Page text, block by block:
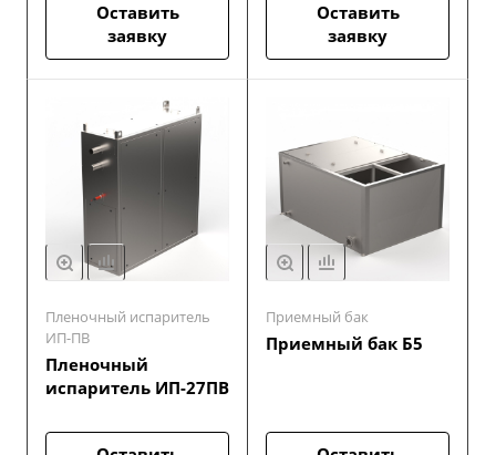
Оставить
заявку
Оставить
заявку
Пленочный испаритель
ИП-ПВ
Пленочный
испаритель ИП-27ПВ
Приемный бак
Приемный бак Б5